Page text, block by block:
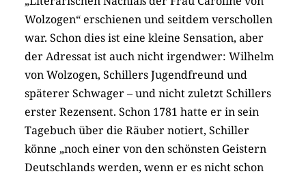
Wolzogen“ erschienen und seitdem verschollen
war. Schon dies ist eine kleine Sensation, aber
der Adressat ist auch nicht irgendwer: Wilhelm
von Wolzogen, Schillers Jugendfreund und
späterer Schwager – und nicht zuletzt Schillers
erster Rezensent. Schon 1781 hatte er in sein
Tagebuch über die Räuber notiert, Schiller
könne „noch einer von den schönsten Geistern
Deutschlands werden, wenn er es nicht schon